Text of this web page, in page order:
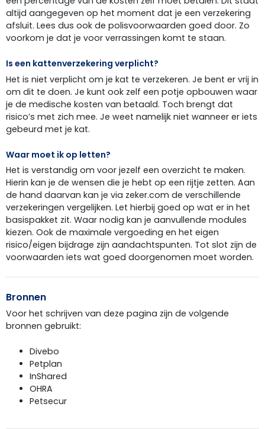
altijd aangegeven op het moment dat je een verzekering
afsluit. Lees dus ook de polisvoorwaarden goed door. Zo
voorkom je dat je voor verrassingen komt te staan.
Is een kattenverzekering verplicht?
Het is niet verplicht om je kat te verzekeren. Je bent er vrij in
om dit te doen. Je kunt ook zelf een potje opbouwen waar
je de medische kosten van betaald. Toch brengt dat
risico’s met zich mee. Je weet namelijk niet wanneer er iets
gebeurd met je kat.
Waar moet ik op letten?
Het is verstandig om voor jezelf een overzicht te maken.
Hierin kan je de wensen die je hebt op een rijtje zetten. Aan
de hand daarvan kan je via zeker.com de verschillende
verzekeringen vergelijken. Let hierbij goed op wat er in het
basispakket zit. Waar nodig kan je aanvullende modules
kiezen. Ook de maximale vergoeding en het eigen
risico/eigen bijdrage zijn aandachtspunten. Tot slot zijn de
voorwaarden iets wat goed doorgenomen moet worden.
Bronnen
Voor het schrijven van deze pagina zijn de volgende
bronnen gebruikt:
Divebo
Petplan
InShared
OHRA
Petsecur